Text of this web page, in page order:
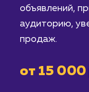
Авито.
объявлений,
аудиторию,